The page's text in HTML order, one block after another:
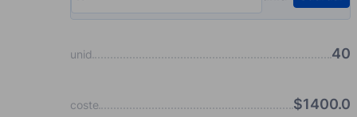
unid 40
coste $1400.0